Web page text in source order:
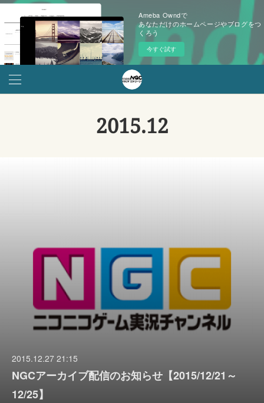
Ameba Owndで
あなただけのホームページやブログをつ
くろう
今すぐ試す
2015.12
2015.12.27 21:15
NGCアーカイブ配信のお知らせ【2015/12/21～
12/25】